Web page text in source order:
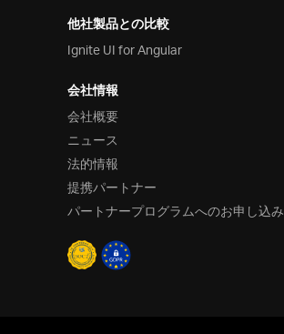
他社製品との比較
Ignite UI for Angular
会社情報
会社概要
ニュース
法的情報
提携パートナー
パートナープログラムへのお申し込み